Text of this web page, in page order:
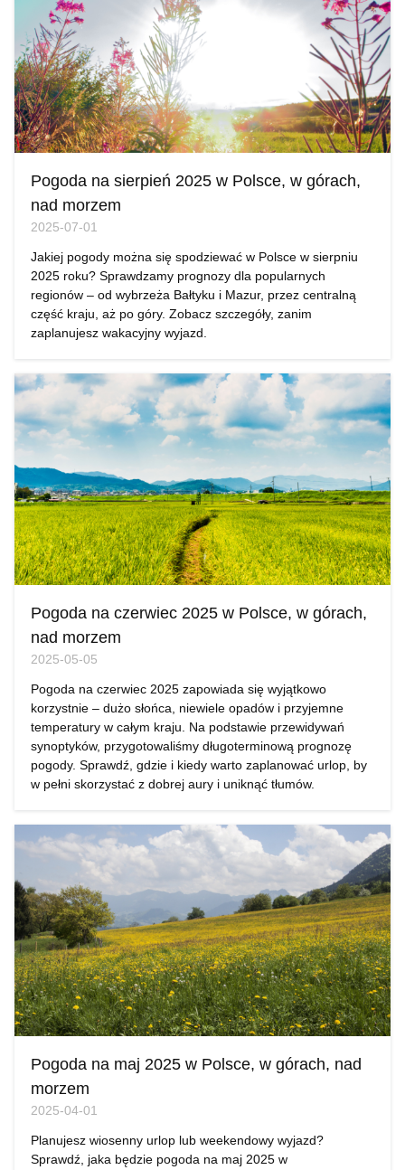
Pogoda na sierpień 2025 w Polsce, w górach,
nad morzem
2025-07-01
Jakiej pogody można się spodziewać w Polsce w sierpniu
2025 roku? Sprawdzamy prognozy dla popularnych
regionów – od wybrzeża Bałtyku i Mazur, przez centralną
część kraju, aż po góry. Zobacz szczegóły, zanim
zaplanujesz wakacyjny wyjazd.
Pogoda na czerwiec 2025 w Polsce, w górach,
nad morzem
2025-05-05
Pogoda na czerwiec 2025 zapowiada się wyjątkowo
korzystnie – dużo słońca, niewiele opadów i przyjemne
temperatury w całym kraju. Na podstawie przewidywań
synoptyków, przygotowaliśmy długoterminową prognozę
pogody. Sprawdź, gdzie i kiedy warto zaplanować urlop, by
w pełni skorzystać z dobrej aury i uniknąć tłumów.
Pogoda na maj 2025 w Polsce, w górach, nad
morzem
2025-04-01
Planujesz wiosenny urlop lub weekendowy wyjazd?
Sprawdź, jaka będzie pogoda na maj 2025 w